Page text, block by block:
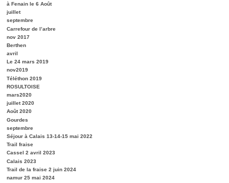
à Fenain le 6 Août
juillet
septembre
Carrefour de l’arbre
nov 2017
Berthen
avril
Le 24 mars 2019
nov2019
Téléthon 2019
ROSULTOISE
mars2020
juillet 2020
Août 2020
Gourdes
septembre
Séjour à Calais 13-14-15 mai 2022
Trail fraise
Cassel 2 avril 2023
Calais 2023
Trail de la fraise 2 juin 2024
namur 25 mai 2024